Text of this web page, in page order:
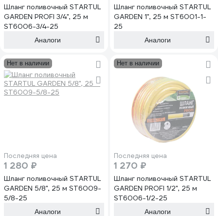
Шланг поливочный STARTUL
GARDEN PROFI 3/4", 25 м
ST6006-3/4-25
Аналоги
Шланг поливочный STARTUL
GARDEN 1", 25 м ST6001-1-
25
Аналоги
Нет в наличии
Последняя цена
1 280 ₽
Шланг поливочный STARTUL
GARDEN 5/8", 25 м ST6009-
5/8-25
Аналоги
Нет в наличии
Последняя цена
1 270 ₽
Шланг поливочный STARTUL
GARDEN PROFI 1/2", 25 м
ST6006-1/2-25
Аналоги